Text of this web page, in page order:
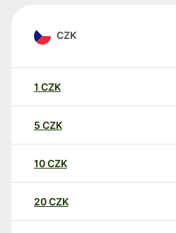
CZK
1 CZK
5 CZK
10CZK
20CZK